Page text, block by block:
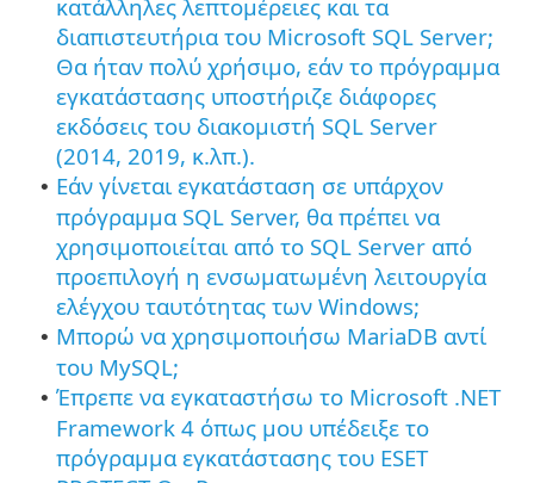
κατάλληλες λεπτομέρειες και τα
διαπιστευτήρια του Microsoft SQL Server;
Θα ήταν πολύ χρήσιμο, εάν το πρόγραμμα
εγκατάστασης υποστήριζε διάφορες
εκδόσεις του διακομιστή SQL Server
(2014, 2019, κ.λπ.).
• Εάν γίνεται εγκατάσταση σε υπάρχον
πρόγραμμα SQL Server, θα πρέπει να
χρησιμοποιείται από το SQL Server από
προεπιλογή η ενσωματωμένη λειτουργία
ελέγχου ταυτότητας των Windows;
• Μπορώ να χρησιμοποιήσω MariaDB αντί
του MySQL;
• Έπρεπε να εγκαταστήσω το Microsoft .NET
Framework 4 όπως μου υπέδειξε το
πρόγραμμα εγκατάστασης του ESET